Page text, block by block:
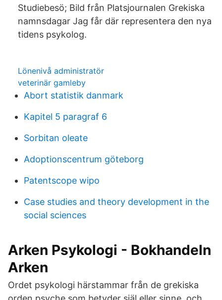
Studiebesö; Bild från Platsjournalen Grekiska
namnsdagar Jag får där representera den nya
tidens psykolog.
Lönenivå administratör
veterinär gamleby
Abort statistik danmark
Kapitel 5 paragraf 6
Sorbitan oleate
Adoptionscentrum göteborg
Patentscope wipo
Case studies and theory development in the
social sciences
Arken Psykologi - Bokhandeln
Arken
Ordet psykologi härstammar från de grekiska